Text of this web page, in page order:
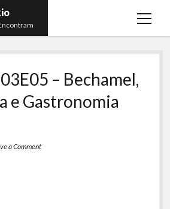
open
rss emailtelegram
– Bechamel,
e Gastronomia
a Comment